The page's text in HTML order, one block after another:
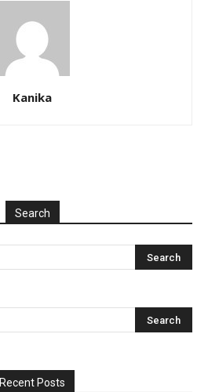
Kanika
Search
Recent Posts